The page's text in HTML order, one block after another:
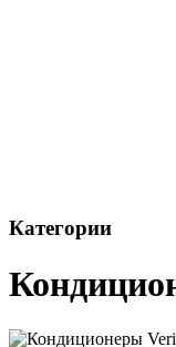
Категории